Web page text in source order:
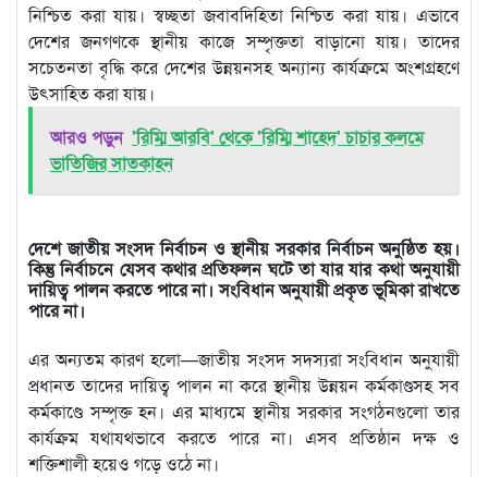
নিশ্চিত করা যায়। স্বচ্ছতা জবাবদিহিতা নিশ্চিত করা যায়। এভাবে
দেশের জনগণকে স্থানীয় কাজে সম্পৃক্ততা বাড়ানো যায়। তাদের
সচেতনতা বৃদ্ধি করে দেশের উন্নয়নসহ অন্যান্য কার্যক্রমে অংশগ্রহণে
উৎসাহিত করা যায়।
আরও পড়ুন 'রিম্মি আরবি' থেকে 'রিম্মি শাহেদ' চাচার কলমে
ভাতিজির সাতকাহন
দেশে জাতীয় সংসদ নির্বাচন ও স্থানীয় সরকার নির্বাচন অনুষ্ঠিত হয়।
কিন্তু নির্বাচনে যেসব কথার প্রতিফলন ঘটে তা যার যার কথা অনুযায়ী
দায়িত্ব পালন করতে পারে না। সংবিধান অনুযায়ী প্রকৃত ভূমিকা রাখতে
পারে না।
এর অন্যতম কারণ হলো—জাতীয় সংসদ সদস্যরা সংবিধান অনুযায়ী
প্রধানত তাদের দায়িত্ব পালন না করে স্থানীয় উন্নয়ন কর্মকাণ্ডসহ সব
কর্মকাণ্ডে সম্পৃক্ত হন। এর মাধ্যমে স্থানীয় সরকার সংগঠনগুলো তার
কার্যক্রম যথাযথভাবে করতে পারে না। এসব প্রতিষ্ঠান দক্ষ ও
শক্তিশালী হয়েও গড়ে ওঠে না।